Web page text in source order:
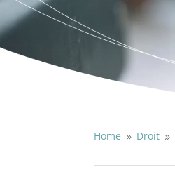
Home 9 Droit 9